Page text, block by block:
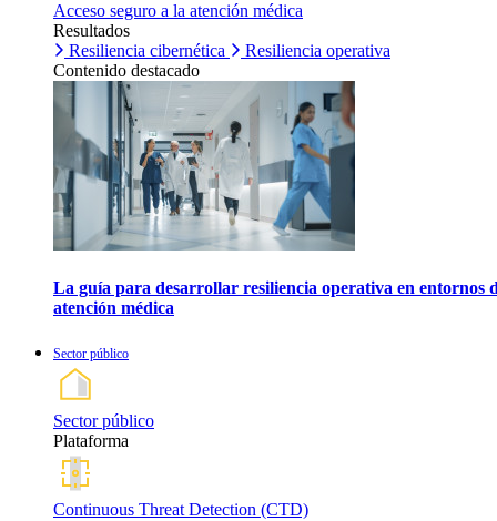
Acceso seguro a la atención médica
Resultados
Resiliencia cibernética
Resiliencia operativa
Contenido destacado
La guía para desarrollar resiliencia operativa en entornos
atención médica
Sector público
Sector público
Plataforma
Continuous Threat Detection (CTD)